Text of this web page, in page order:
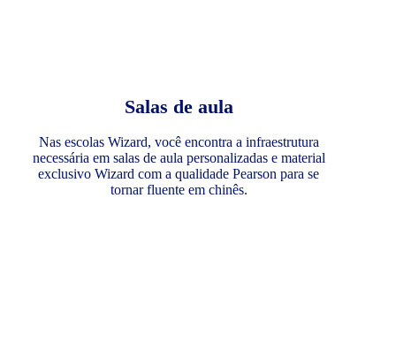
Salas de aula
Nas escolas Wizard, você encontra a infraestrutura
necessária em salas de aula personalizadas e material
exclusivo Wizard com a qualidade Pearson para se
tornar fluente em chinês.